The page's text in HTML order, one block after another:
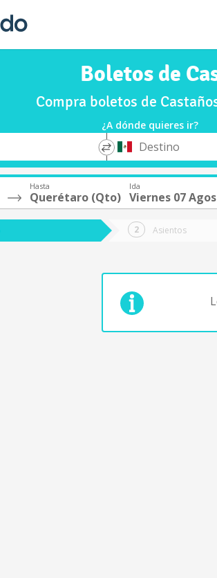
Boletos de
Compra boletos de
¿A dónde quieres ir?
*
Destino
Hasta
Querétaro (Qto)
Ida
Viernes 07
Asientos